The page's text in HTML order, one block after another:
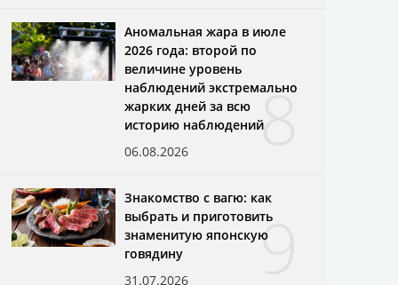
8
Аномальная жара в июле
2026 года: второй по
величине уровень
наблюдений экстремально
жарких дней за всю
историю наблюдений
06.08.2026
9
Знакомство с вагю: как
выбрать и приготовить
знаменитую японскую
говядину
31.07.2026